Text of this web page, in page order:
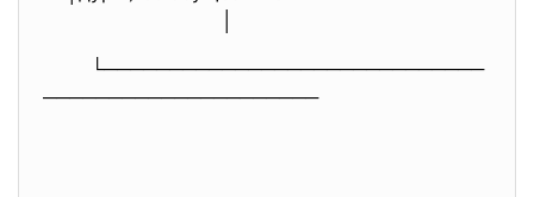
└─────────────────────────────
─────────────────────